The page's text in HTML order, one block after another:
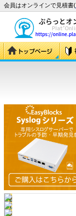
会員はオンラインで見積書(